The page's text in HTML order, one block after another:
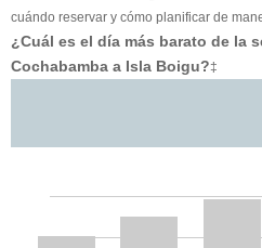
cuándo reservar y cómo planificar de
¿Cuál es el día más barato de la
Cochabamba a Isla Boigu?‡